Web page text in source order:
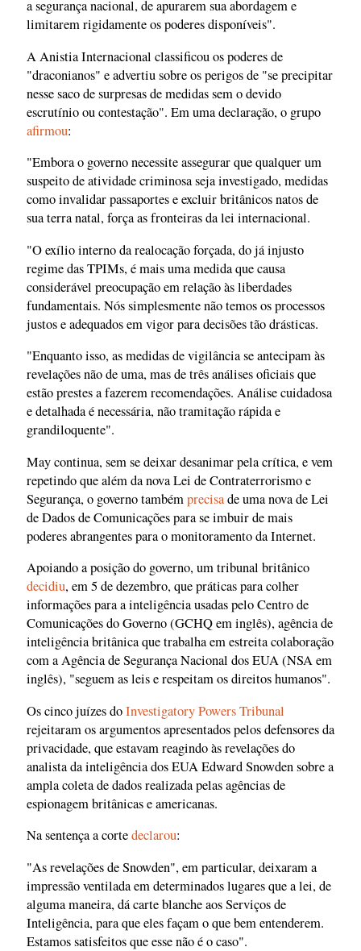
a segurança nacional, de apurarem sua abordagem e
limitarem rigidamente os poderes disponíveis".
A Anistia Internacional classificou os poderes de
"draconianos" e advertiu sobre os perigos de "se precipitar
nesse saco de surpresas de medidas sem o devido
escrutínio ou contestação". Em uma declaração, o grupo
afirmou:
"Embora o governo necessite assegurar que qualquer um
suspeito de atividade criminosa seja investigado, medidas
como invalidar passaportes e excluir britânicos natos de
sua terra natal, força as fronteiras da lei internacional.
"O exílio interno da realocação forçada, do já injusto
regime das TPIMs, é mais uma medida que causa
considerável preocupação em relação às liberdades
fundamentais. Nós simplesmente não temos os processos
justos e adequados em vigor para decisões tão drásticas.
"Enquanto isso, as medidas de vigilância se antecipam às
revelações não de uma, mas de três análises oficiais que
estão prestes a fazerem recomendações. Análise cuidadosa
e detalhada é necessária, não tramitação rápida e
grandiloquente".
May continua, sem se deixar desanimar pela crítica, e vem
repetindo que além da nova Lei de Contraterrorismo e
Segurança, o governo tambémprecisade uma nova de Lei
de Dados de Comunicações para se imbuir de mais
poderes abrangentes para o monitoramento da Internet.
Apoiando a posição do governo, um tribunal britânico
decidiu, em 5 de dezembro, que práticas para colher
informações para a inteligência usadas pelo Centro de
Comunicações do Governo (GCHQ em inglês), agência de
inteligência britânica que trabalha em estreita colaboração
com a Agência de Segurança Nacional dos EUA (NSA em
inglês), "seguem as leis e respeitam os direitos humanos".
Os cinco juízes doInvestigatory Powers Tribunal
rejeitaram os argumentos apresentados pelos defensores da
privacidade, que estavam reagindo às revelações do
analista da inteligência dos EUA Edward Snowden sobre a
ampla coleta de dados realizada pelas agências de
espionagem britânicas e americanas.
Na sentença a cortedeclarou:
"As revelações de Snowden", em particular, deixaram a
impressão ventilada em determinados lugares que a lei, de
alguma maneira, dá carte blanche aos Serviços de
Inteligência, para que eles façam o que bem entenderem.
Estamos satisfeitos que esse não é o caso".